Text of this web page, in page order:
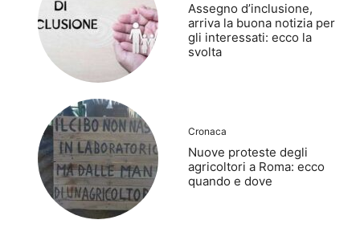
Assegno d’inclusione,
arriva la buona notizia per
gli interessati: ecco la
svolta
Cronaca
Nuove proteste degli
agricoltori a Roma: ecco
quando e dove